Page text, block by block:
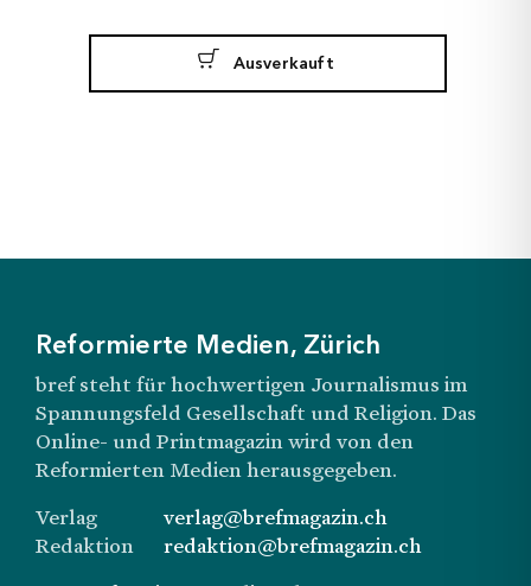
Ausverkauft
Reformierte Medien, Zürich
bref steht für hochwertigen Journalismus im
Spannungsfeld Gesellschaft und Religion. Das
Online- und Printmagazin wird von den
Reformierten Medien herausgegeben.
Verlag
verlag@brefmagazin.ch
Redaktion
redaktion@brefmagazin.ch